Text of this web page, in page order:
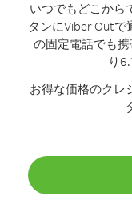
いつでもどこから
タンにViber Outで
の固定電話でも
り
お得な価格のクレ